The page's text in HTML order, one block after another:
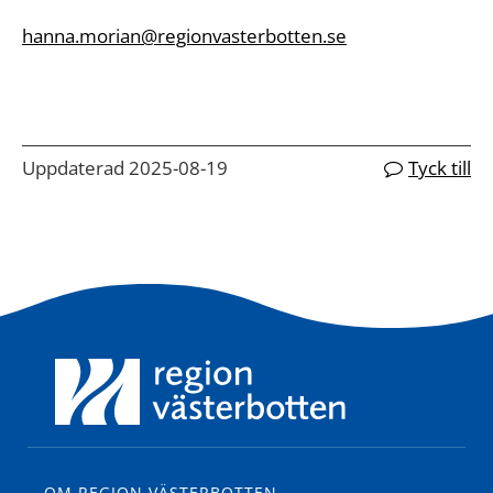
hanna.morian@regionvasterbotten.se
Uppdaterad 2025-08-19 Tyck till